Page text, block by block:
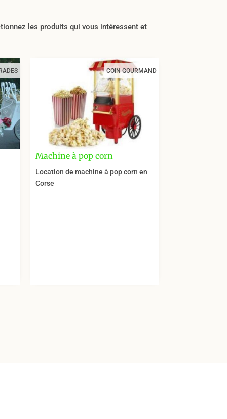
les produits qui vous intéressent et
Machine à pop corn
COIN GOURMAND
Location de machine à pop corn en
Corse